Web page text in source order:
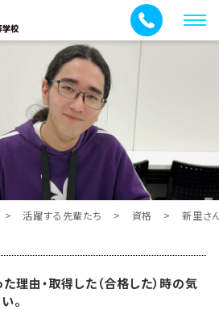
メ
> 活躍する先輩たち > 資格 > 新里さ
理由・取得した（合格した）時の気
。